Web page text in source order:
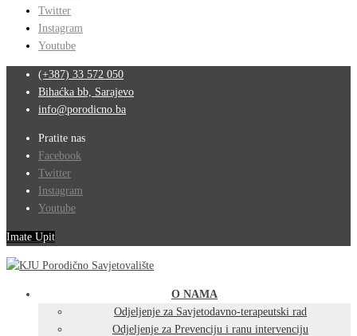
Twitter
Instagram
Youtube
(+387) 33 572 050
Bihaćka bb, Sarajevo
info@porodicno.ba
Pratite nas
Facebook
Twitter
Instagram
Youtube
Imate Upit
O NAMA
Odjeljenje za Savjetodavno-terapeutski rad
Odjeljenje za Prevenciju i ranu intervenciju